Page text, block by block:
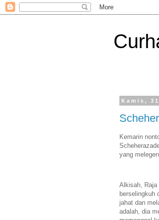
Kamis,
Kemarin
yang
Alkisah, Raja
berselingkuh
jahat dan
adalah, dia